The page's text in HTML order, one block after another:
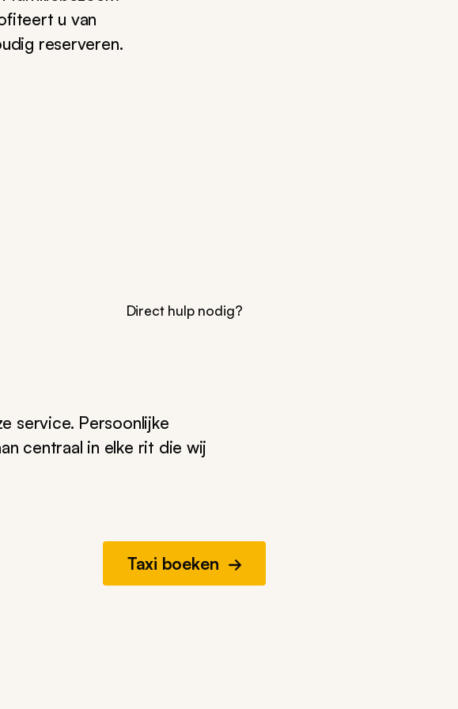
u van
reserveren.
Direct hulp nodig?
service. Persoonlijke
centraal in elke rit die wij
Taxi boeken